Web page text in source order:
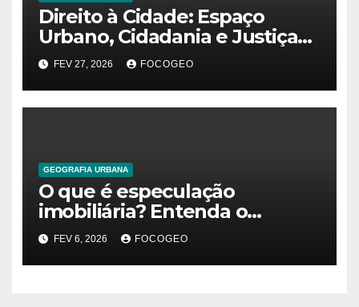
Direito à Cidade: Espaço
Urbano, Cidadania e Justiça
Social na Construção das
Metrópoles Contemporâneas
FEV 27, 2026 FOCOGEO
GEOGRAFIA URBANA
O que é especulação
imobiliária? Entenda o
conceito, impactos e debates
contemporâneos
FEV 6, 2026 FOCOGEO